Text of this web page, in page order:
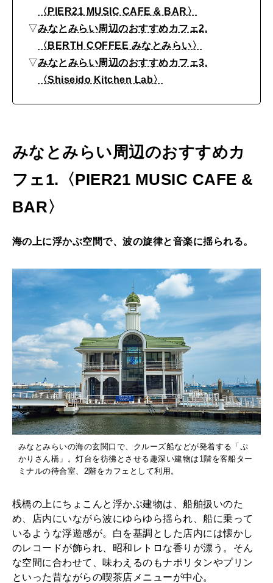
2026年6月号「大銀座 トレンドが生まれる 新しい一流店へ。」
2026年5月号「“大好き”に出会いに。韓国」
2026年4月号「未来をつくる、学びの教科書。」
2026年3月号「スイーツ予想図 2026」
FOLLOW US!
意
楽
め
る
カ
フ
ェ
3
選
〈PIER21 MUSIC CAFE & BAR〉
▽みなとみらい周辺のおすすめカフェ2.
〈BERTH COFFEE みなとみらい〉
▽みなとみらい周辺のおすすめカフェ3.
〈Shiseido Kitchen Lab〉
みなとみらい周辺のおすすめカ
フェ1.〈PIER21 MUSIC CAFE &
BAR〉
海の上に浮かぶ空間で、波の旋律と音楽に揺られる。
みなとみらいの海の玄関口で、クルーズ船などが発着する「ぷ
かりさん橋」。灯台を彷彿とさせる趣深い建物は1階を客船ター
ミナルの待合室、2階をカフェとして利用。
桟橋の上にちょこんと浮かぶ建物は、船舶扱いのた
め、店内にいながら波にゆらゆら揺られ、船に乗って
いるような浮遊感が。白を基調とした店内には懐かし
のレコードが飾られ、昭和レトロな香りが漂う。そん
な空間に合わせて、味わえるのもナポリタンやプリン
といった昔ながらの喫茶店メニューが中心。